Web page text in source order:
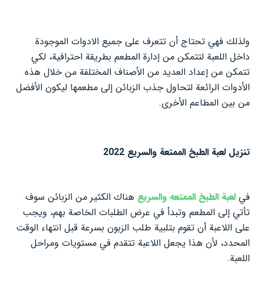
ولذلك فهي تحتاج أن تتعرف على جميع الادوات الموجودة
داخل اللعبة لتتمكن من إدارة المطعم بطريقة احترافية، لكي
تتمكن من إعداد العديد من الأصناف المختلفة من خلال هذه
الأدوات الرائعة لتحاول جذب الزبائن إلى مطعمها ليكون الأفضل
من بين المطاعم الأخرى.
تنزيل لعبة الطبخ الممتعة والسريع 2022
في لعبة الطبخ الممتعه والسريع هناك الكثير من الزبائن سوف
تأتي إلى المطعم وتبدأ في عرض الطلبات الخاصة بهم، ويجب
على اللاعبة أن تقوم بتلبية طلب الزبون بسرعة قبل انتهاء الوقت
المحدد، لأن هذا يجعل اللاعبة تتقدم في مستويات ومراحل
اللعبة.